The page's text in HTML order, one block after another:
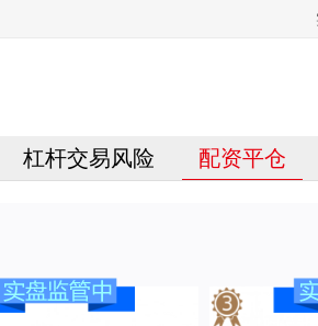
杠杆交易风险 配资平仓